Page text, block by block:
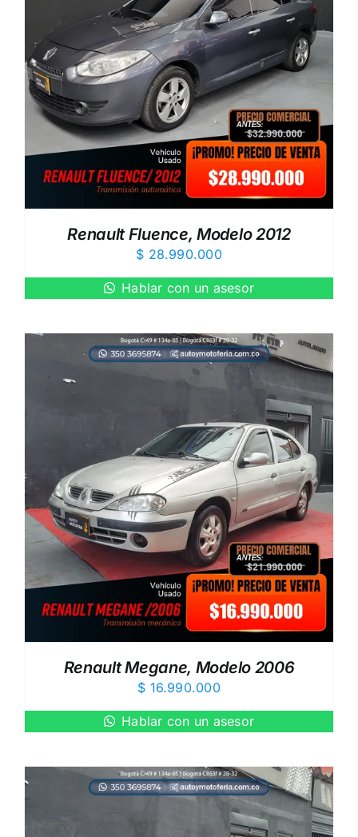
Renault Fluence, Modelo 2012
$ 28.990.000
Hablar con un asesor
Renault Megane, Modelo 2006
$ 16.990.000
Hablar con un asesor